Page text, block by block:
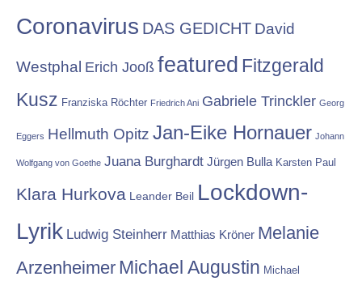
Coronavirus DAS GEDICHT David
Westphal Erich Jooß featured Fitzgerald
Kusz Franziska Röchter Friedrich Ani Gabriele Trinckler Georg
Eggers Hellmuth Opitz Jan-Eike Hornauer Johann
Wolfgang von Goethe Juana Burghardt Jürgen Bulla Karsten Paul
Klara Hurkova Leander Beil Lockdown-
Lyrik Ludwig Steinherr Matthias Kröner Melanie
Arzenheimer Michael Augustin Michael